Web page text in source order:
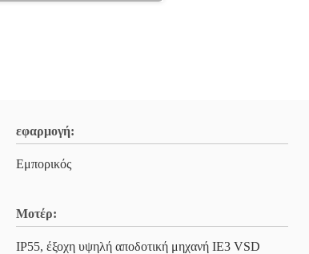
εφαρμογή:
Εμπορικός
Μοτέρ:
IP55, έξοχη υψηλή αποδοτική μηχανή IE3 VSD